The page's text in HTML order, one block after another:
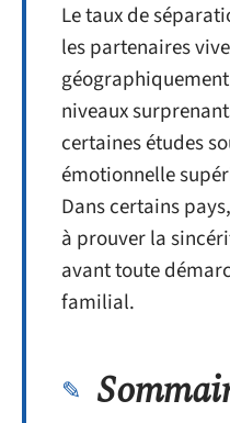
Le taux de
les partenaires
niveaux
certaines études
émotionnelle
Dans certains
à prouver la
avant toute
familial.